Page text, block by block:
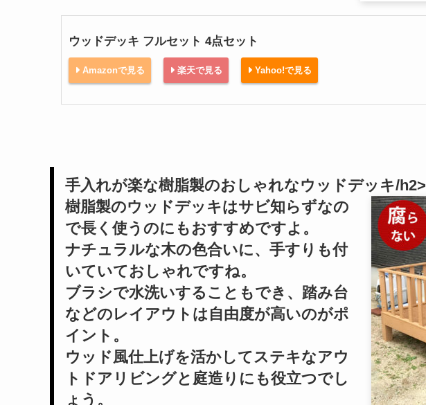
ウッドデッキ フルセット 4点セット
Amazonで見る 楽天で見る Yahoo!で見る
手入れが楽な樹脂製のおしゃれなウッドデッキ/h2>
樹脂製のウッドデッキはサビ知らずなの
で長く使うのにもおすすめですよ。
ナチュラルな木の色合いに、手すりも付
いていておしゃれですね。
ブラシで水洗いすることもでき、踏み台
などのレイアウトは自由度が高いのがポ
イント。
ウッド風仕上げを活かしてステキなアウ
トドアリビングと庭造りにも役立つでし
ょう。